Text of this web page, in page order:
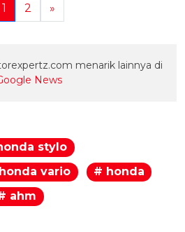
1 2 »
menarik lainnya di
News
stylo
vario
# honda
ahm